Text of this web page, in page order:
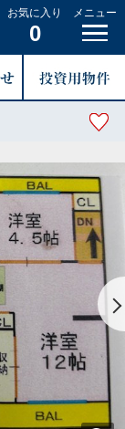
お気に入り
0
メニュー